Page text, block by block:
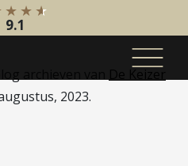
9.1 2023
archieven van De Keizer
2023.